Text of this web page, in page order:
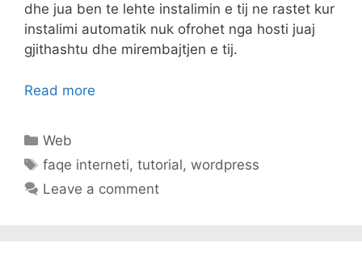
dhe jua ben te lehte instalimin e tij ne rastet kur
instalimi automatik nuk ofrohet nga hosti juaj
gjithashtu dhe mirembajtjen e tij.
Read more
Categories
Web
Tags
faqe interneti,tutorial,wordpress
Leave a comment